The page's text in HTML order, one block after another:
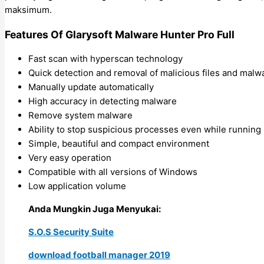
maksimum.
Features Of Glarysoft Malware Hunter Pro Full
Fast scan with hyperscan technology
Quick detection and removal of malicious files and
Manually update automatically
High accuracy in detecting malware
Remove system malware
Ability to stop suspicious processes even while running
Simple, beautiful and compact environment
Very easy operation
Compatible with all versions of Windows
Low application volume
Anda Mungkin Juga Menyukai:
S.O.S Security Suite
download football manager 2019